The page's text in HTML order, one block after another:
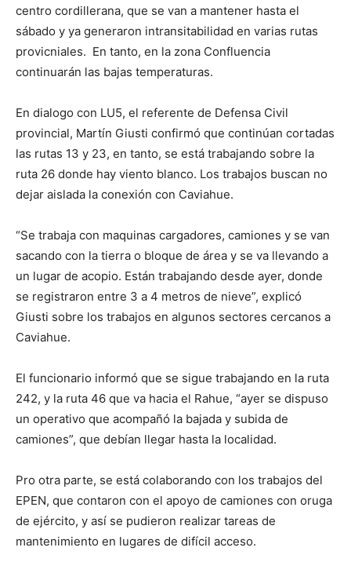
centro cordillerana, que se van a mantener hasta el
sábado y ya generaron intransitabilidad en varias rutas
provicniales. En tanto, en la zona Confluencia
continuarán las bajas temperaturas.
En dialogo con LU5, el referente de Defensa Civil
provincial, Martín Giusti confirmó que continúan cortadas
las rutas 13 y 23, en tanto, se está trabajando sobre la
ruta 26 donde hay viento blanco. Los trabajos buscan no
dejar aislada la conexión con Caviahue.
“Se trabaja con maquinas cargadores, camiones y se van
sacando con la tierra o bloque de área y se va llevando a
un lugar de acopio. Están trabajando desde ayer, donde
se registraron entre 3 a 4 metros de nieve”, explicó
Giusti sobre los trabajos en algunos sectores cercanos a
Caviahue.
El funcionario informó que se sigue trabajando en la ruta
242, y la ruta 46 que va hacia el Rahue, “ayer se dispuso
un operativo que acompañó la bajada y subida de
camiones”, que debían llegar hasta la localidad.
Pro otra parte, se está colaborando con los trabajos del
EPEN, que contaron con el apoyo de camiones con oruga
de ejército, y así se pudieron realizar tareas de
mantenimiento en lugares de difícil acceso.